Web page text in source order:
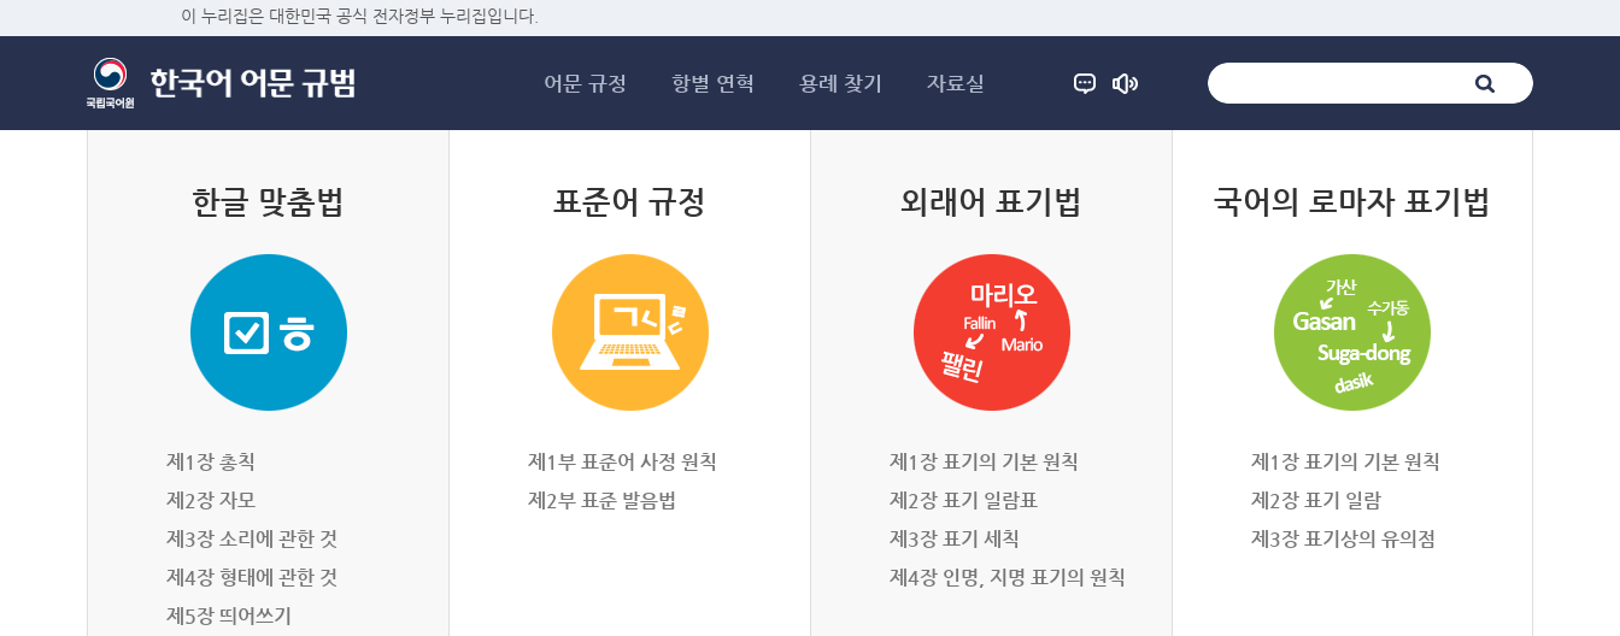
이 누리집은 대한민국 공식 전자정부 누리집입니다.
어문 규정 항별 연혁 용례 찾기 자료실
한글 맞춤법
제1장 총칙
제2장 자모
제3장 소리에 관한 것
제4장 형태에 관한 것
제5장 띄어쓰기
표준어 규정
제1부 표준어 사정 원칙
제2부 표준 발음법
외래어 표기법
제1장 표기의 기본 원칙
제2장 표기 일람표
제3장 표기 세칙
제4장 인명, 지명 표기의 원칙
국어의 로마자 표기법
제1장 표기의 기본 원칙
제2장 표기 일람
제3장 표기상의 유의점